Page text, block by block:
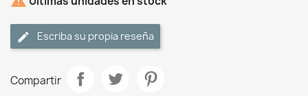
Escriba su propia reseña
Compartir